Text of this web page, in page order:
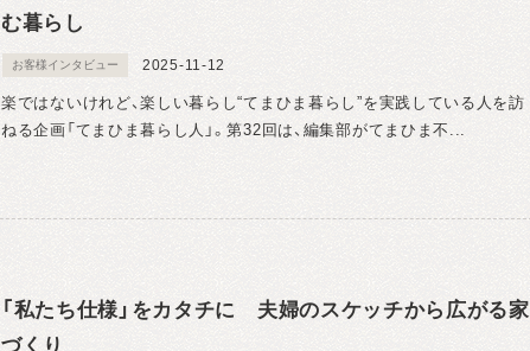
む暮らし
お客様インタビュー 2025-11-12
楽ではないけれど、楽しい暮らし“てまひま暮らし”を実践している人を訪
ねる企画「てまひま暮らし人」。第32回は、編集部がてまひま不...
「私たち仕様」をカタチに 夫婦のスケッチから広がる家
づくり